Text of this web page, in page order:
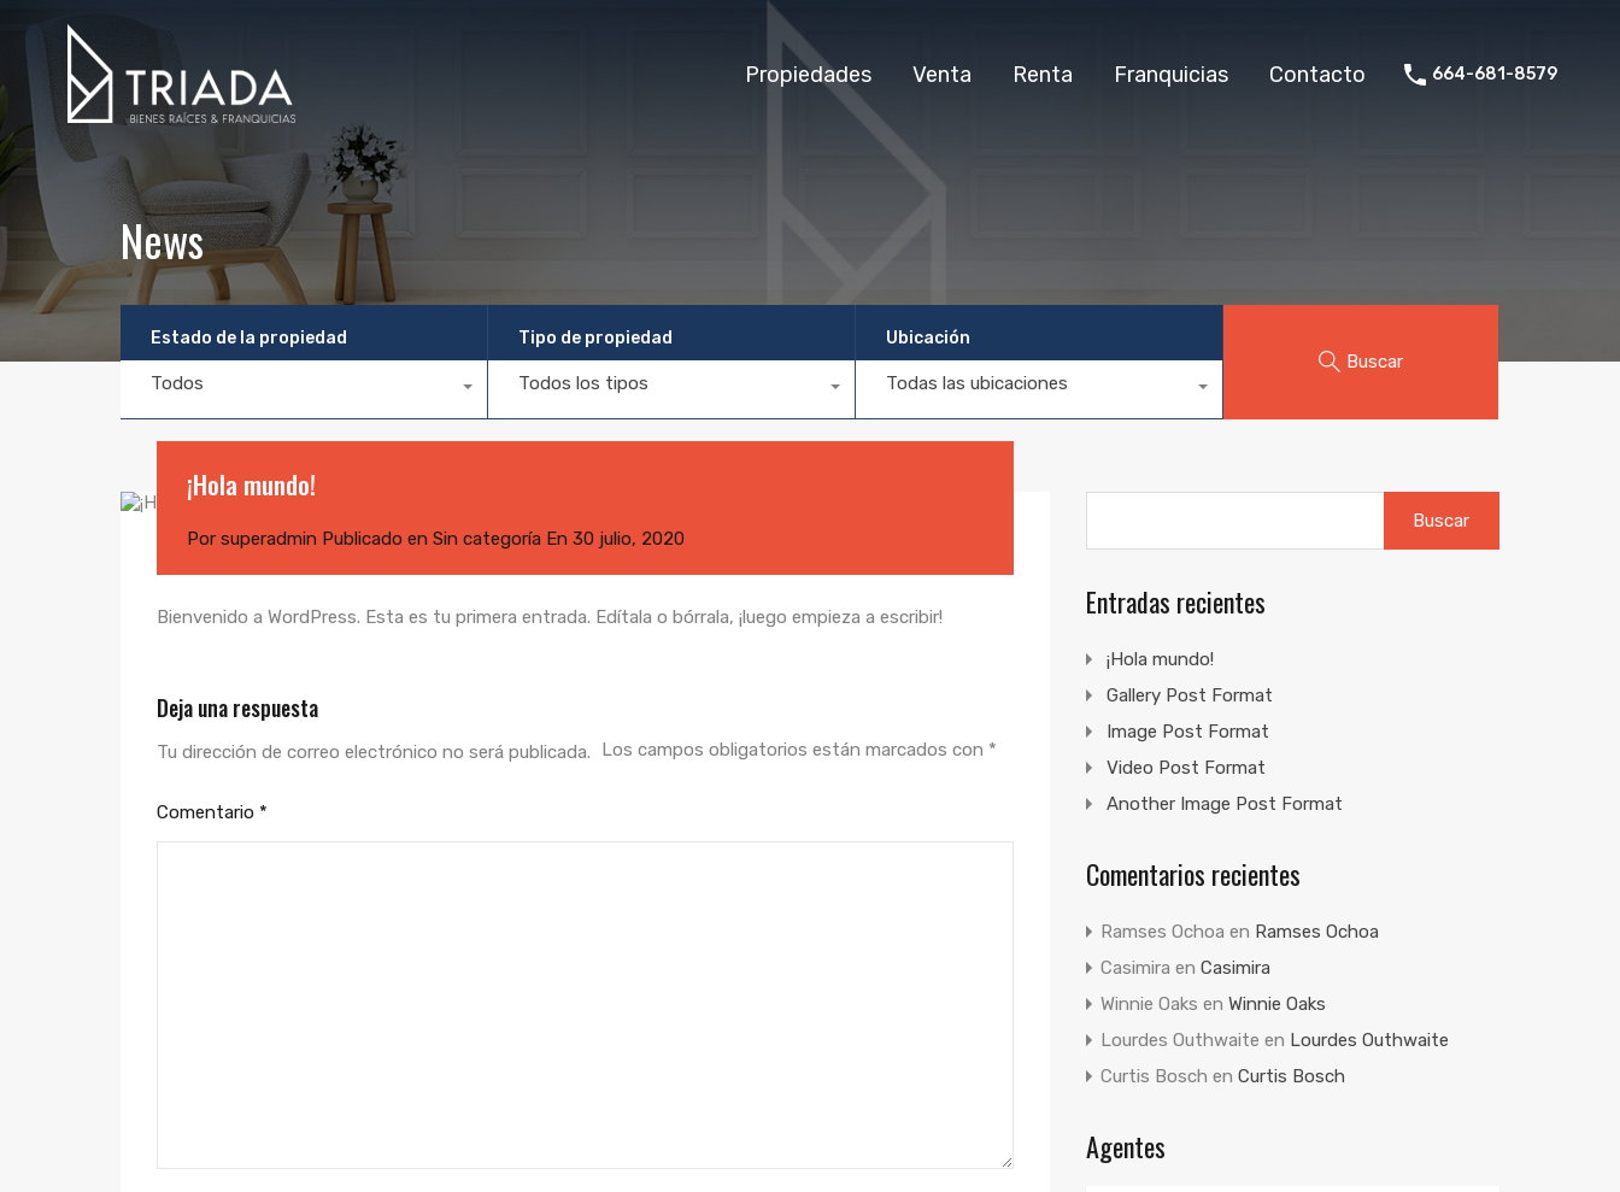
Propiedades Venta Renta Franquicias Contacto 664-681-8579
News
Estado de la propiedad
Todos
Tipo de propiedad
Todos los tipos
Ubicación
Todas las ubicaciones
Buscar
¡Hola mundo!
Por superadmin Publicado en Sin categoría En 30 julio, 2020
Bienvenido a WordPress. Esta es tu primera entrada. Edítala o bórrala, ¡luego empieza a escribir!
Deja una respuesta
Tu dirección de correo electrónico no será publicada. Los campos obligatorios están marcados con *
Comentario *
Entradas recientes
¡Hola mundo!
Gallery Post Format
Image Post Format
Video Post Format
Another Image Post Format
Comentarios recientes
Ramses Ochoa en Ramses Ochoa
Casimira en Casimira
Winnie Oaks en Winnie Oaks
Lourdes Outhwaite en Lourdes Outhwaite
Curtis Bosch en Curtis Bosch
Agentes